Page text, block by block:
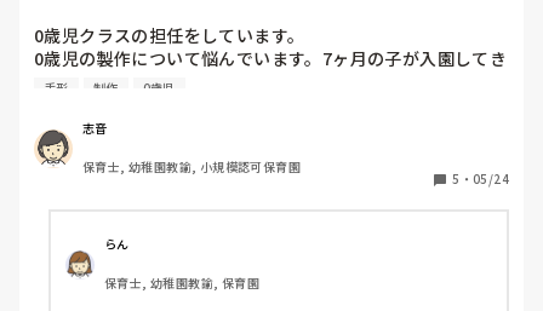
0歳児クラスの担任をしています。
0歳児の製作について悩んでいます。7ヶ月の子が入園してき
て、まだ小さいので手形か足形くらいしかできません。かと
皆さんは製作何をされていますか？
製作をする上で大切にしてることもあれば教えていただきた
いです。
手形 制作 0歳児
志音
保育士, 幼稚園教諭, 小規模認可保育園
5 ・ 05/24
らん
保育士, 幼稚園教諭, 保育園